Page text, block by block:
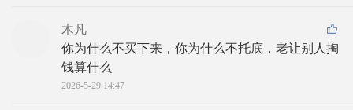
木凡
你为什么不买下来，你为什么不托底，老让别人掏
钱算什么
2026-5-29 14:47